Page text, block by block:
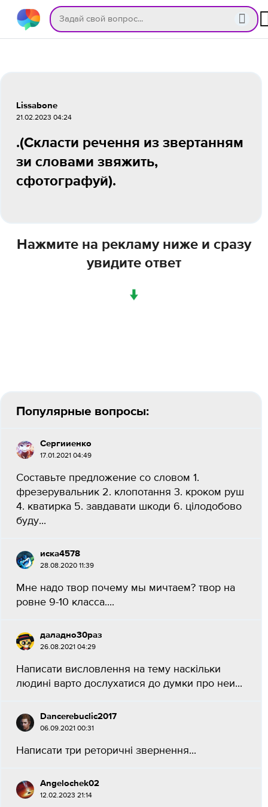
Lissabone
21.02.2023 04:24
.(Скласти речення из звертанням
зи словами звяжить,
сфотографуй).
Нажмите на рекламу ниже и сразу
увидите ответ
↓
Популярные вопросы:
Сергииенко
17.01.2021 04:49
Составьте предложение со словом 1.
фрезерувальник 2. клопотання 3. кроком руш
4. кватирка 5. завдавати шкоди 6. цілодобово
буду...
иска4578
28.08.2020 11:39
Мне надо твор почему мы мичтаем? твор на
ровне 9-10 класса....
даладно30раз
26.08.2021 04:29
Написати висловлення на тему наскiльки
людинi варто дослухатися до думки про неи...
Dancerebuclic2017
06.09.2021 00:31
Написати три реторичні звернення...
Angelochek02
12.02.2023 21:14